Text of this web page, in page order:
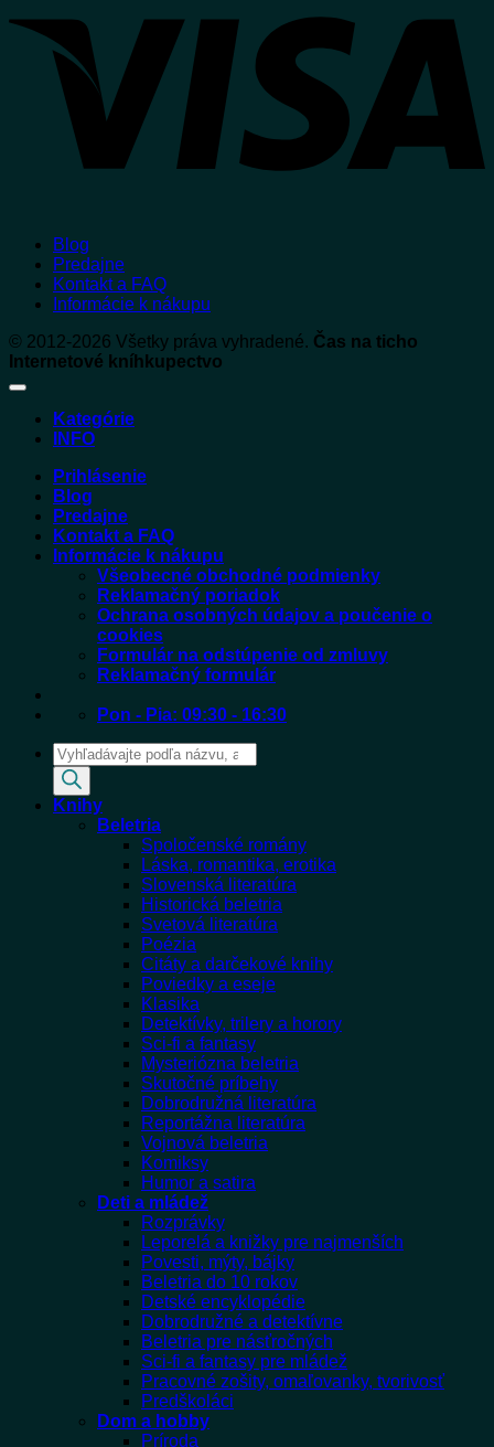
Blog
Predajne
Kontakt a FAQ
Informácie k nákupu
© 2012-2026 Všetky práva vyhradené. Čas na ticho
Internetové kníhkupectvo
Kategórie
INFO
Prihlásenie
Blog
Predajne
Kontakt a FAQ
Informácie k nákupu
Všeobecné obchodné podmienky
Reklamačný poriadok
Ochrana osobných údajov a poučenie o
cookies
Formulár na odstúpenie od zmluvy
Reklamačný formulár
Pon - Pia: 09:30 - 16:30
Products
search
Knihy
Beletria
Spoločenské romány
Láska, romantika, erotika
Slovenská literatúra
Historická beletria
Svetová literatúra
Poézia
Citáty a darčekové knihy
Poviedky a eseje
Klasika
Detektívky, trilery a horory
Sci-fi a fantasy
Mysteriózna beletria
Skutočné príbehy
Dobrodružná literatúra
Reportážna literatúra
Vojnová beletria
Komiksy
Humor a satira
Deti a mládež
Rozprávky
Leporelá a knižky pre najmenších
Povesti, mýty, bájky
Beletria do 10 rokov
Detské encyklopédie
Dobrodružné a detektívne
Beletria pre násťročných
Sci-fi a fantasy pre mládež
Pracovné zošity, omaľovanky, tvorivosť
Predškoláci
Dom a hobby
Príroda